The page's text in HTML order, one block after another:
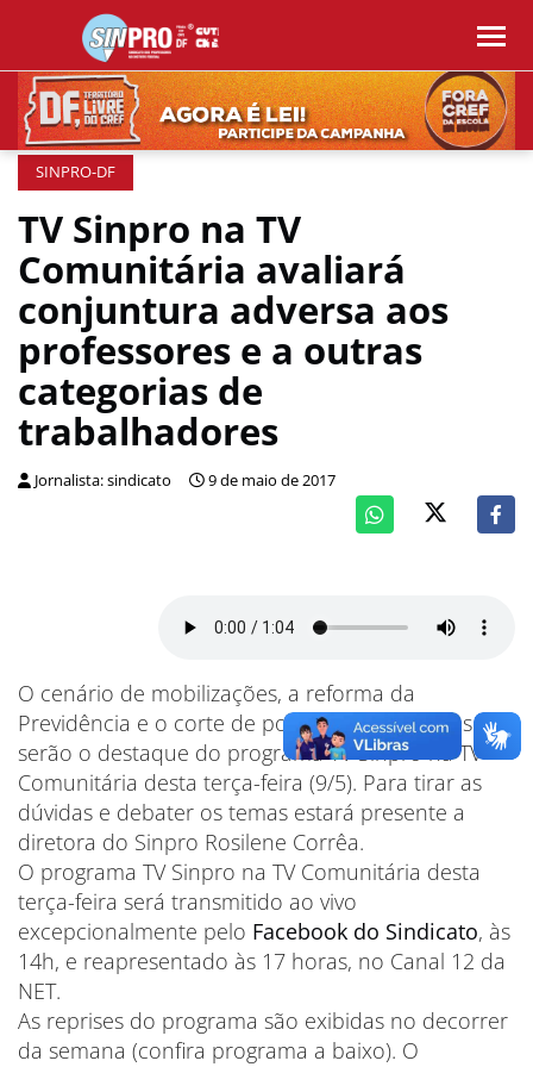
SINPRO-DF
TV Sinpro na TV
Comunitária avaliará
conjuntura adversa aos
professores e a outras
categorias de
trabalhadores
Jornalista: sindicato 9 de maio de 2017
O cenário de mobilizações, a reforma da
Previdência e o corte de ponto de professores
serão o destaque do programa TV Sinpro na TV
Comunitária desta terça-feira (9/5). Para tirar as
dúvidas e debater os temas estará presente a
diretora do Sinpro Rosilene Corrêa.
O programa TV Sinpro na TV Comunitária desta
terça-feira será transmitido ao vivo
excepcionalmente pelo Facebook do Sindicato, às
14h, e reapresentado às 17 horas, no Canal 12 da
NET.
As reprises do programa são exibidas no decorrer
da semana (confira programa a baixo). O